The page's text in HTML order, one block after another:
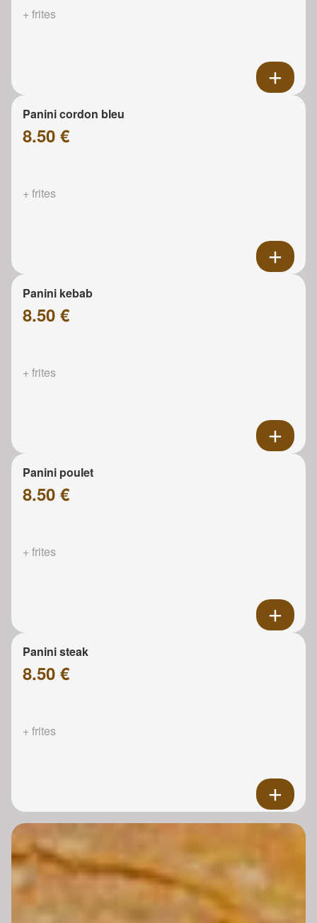
+ frites
Panini cordon bleu
8.50 €
+ frites
Panini kebab
8.50 €
+ frites
Panini poulet
8.50 €
+ frites
Panini steak
8.50 €
+ frites